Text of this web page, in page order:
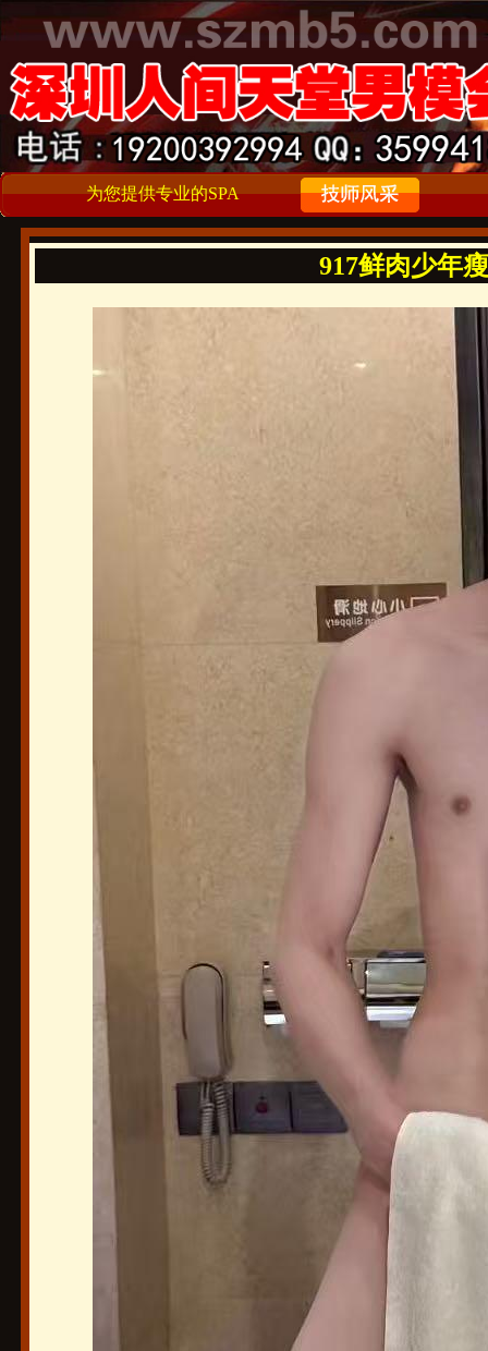
为您提供专业的SPA
917鲜肉少年